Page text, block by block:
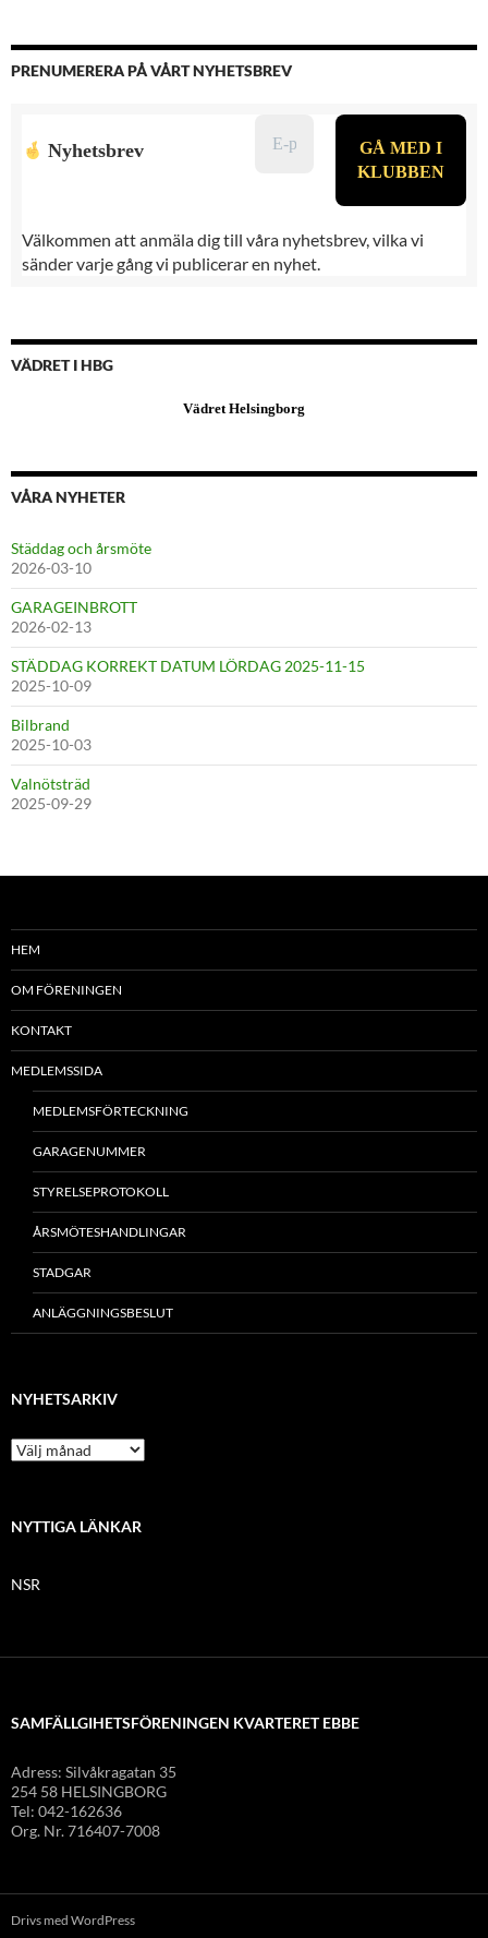
PRENUMERERA PÅ VÅRT NYHETSBREV
Nyhetsbrev
Välkommen att anmäla dig till våra nyhetsbrev, vilka vi
sänder varje gång vi publicerar en nyhet.
VÄDRET I HBG
Vädret Helsingborg
VÅRA NYHETER
Städdag och årsmöte
2026-03-10
GARAGEINBROTT
2026-02-13
STÄDDAG KORREKT DATUM LÖRDAG 2025-11-15
2025-10-09
Bilbrand
2025-10-03
Valnötsträd
2025-09-29
HEM
OM FÖRENINGEN
KONTAKT
MEDLEMSSIDA
MEDLEMSFÖRTECKNING
GARAGENUMMER
STYRELSEPROTOKOLL
ÅRSMÖTESHANDLINGAR
STADGAR
ANLÄGGNINGSBESLUT
NYHETSARKIV
N
y
t
r
NYTTIGA LÄNKAR
NSR
SAMFÄLLGIHETSFÖRENINGEN KVARTERET EBBE
Adress: Silvåkragatan 35
254 58 HELSINGBORG
Tel: 042-162636
Org. Nr. 716407-7008
Drivs med WordPress